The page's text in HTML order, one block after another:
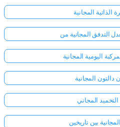
الذاتية المجانية
اليومية المجانية
دالتون المجانية
المجاني
بين تاريخين